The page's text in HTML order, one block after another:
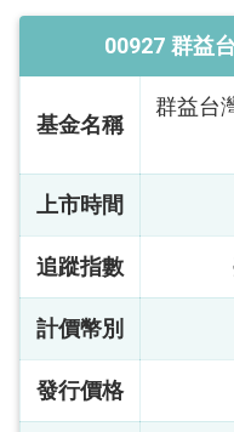
00927 群益
基金名稱
群益台
上市時間
追蹤指數
計價幣別
發行價格